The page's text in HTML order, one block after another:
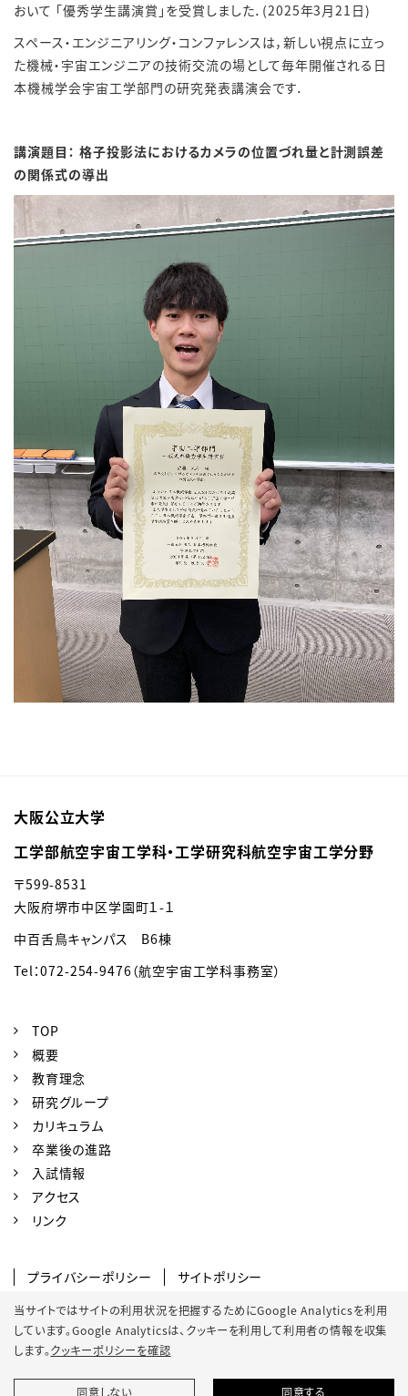
おいて 「優秀学生講演賞」を受賞しました． (2025年3月21 日)
スペース・エンジニアリング・コンファレンスは，新しい視点に立っ
た機械・宇宙エンジニアの技術交流の場として毎年開催される日
本機械学会宇宙工学部門の研究発表講演会です．
講演題目： 格子投影法におけるカメラの位置づれ量と計測誤差
の関係式の導出
当サイトではサイトの利用状況を把握するためにGoogle Analyticsを利用
しています。Google Analyticsは、 クッキーを利用して利用者の情報を収集
します。クッキーポリシーを確認
同意しない 同意する
大阪公立大学
工学部航空宇宙工学科・工学研究科航空宇宙工学分野
〒599-8531
大阪府堺市中区学園町１-１
中百舌鳥キャンパス B6棟
Tel：072-254-9476（航空宇宙工学科事務室）
TOP
概要
教育理念
研究グループ
カリキュラム
卒業後の進路
入試情報
アクセス
リンク
プライバシーポリシー
サイトポリシー
SNSポリシー
クッキーポリシー
サイトマップ